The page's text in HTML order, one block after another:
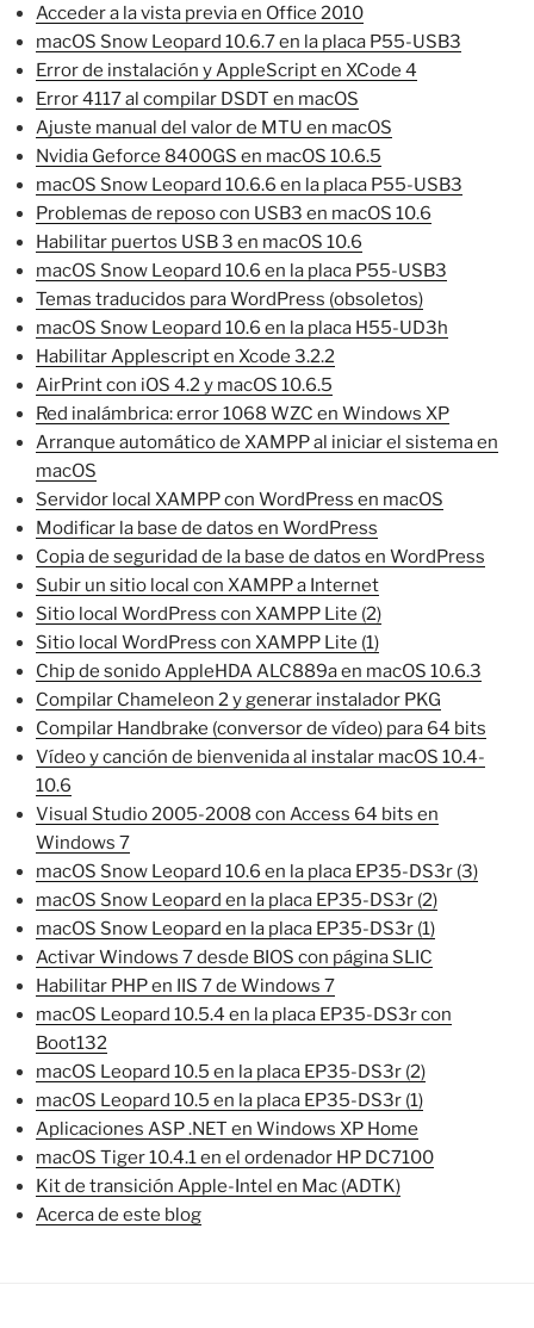
Acceder a la vista previa en Office 2010
macOS Snow Leopard 10.6.7 en la placa P55-USB3
Error de instalación y AppleScript en XCode 4
Error 4117 al compilar DSDT en macOS
Ajuste manual del valor de MTU en macOS
Nvidia Geforce 8400GS en macOS 10.6.5
macOS Snow Leopard 10.6.6 en la placa P55-USB3
Problemas de reposo con USB3 en macOS 10.6
Habilitar puertos USB 3 en macOS 10.6
macOS Snow Leopard 10.6 en la placa P55-USB3
Temas traducidos para WordPress (obsoletos)
macOS Snow Leopard 10.6 en la placa H55-UD3h
Habilitar Applescript en Xcode 3.2.2
AirPrint con iOS 4.2 y macOS 10.6.5
Red inalámbrica: error 1068 WZC en Windows XP
Arranque automático de XAMPP al iniciar el sistema en
macOS
Servidor local XAMPP con WordPress en macOS
Modificar la base de datos en WordPress
Copia de seguridad de la base de datos en WordPress
Subir un sitio local con XAMPP a Internet
Sitio local WordPress con XAMPP Lite (2)
Sitio local WordPress con XAMPP Lite (1)
Chip de sonido AppleHDA ALC889a en macOS 10.6.3
Compilar Chameleon 2 y generar instalador PKG
Compilar Handbrake (conversor de vídeo) para 64 bits
Vídeo y canción de bienvenida al instalar macOS 10.4-
10.6
Visual Studio 2005-2008 con Access 64 bits en
Windows 7
macOS Snow Leopard 10.6 en la placa EP35-DS3r (3)
macOS Snow Leopard en la placa EP35-DS3r (2)
macOS Snow Leopard en la placa EP35-DS3r (1)
Activar Windows 7 desde BIOS con página SLIC
Habilitar PHP en IIS 7 de Windows 7
macOS Leopard 10.5.4 en la placa EP35-DS3r con
Boot132
macOS Leopard 10.5 en la placa EP35-DS3r (2)
macOS Leopard 10.5 en la placa EP35-DS3r (1)
Aplicaciones ASP .NET en Windows XP Home
macOS Tiger 10.4.1 en el ordenador HP DC7100
Kit de transición Apple-Intel en Mac (ADTK)
Acerca de este blog